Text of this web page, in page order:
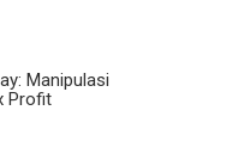
Manipulasi
Profit